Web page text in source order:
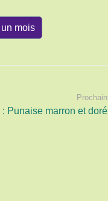
Prochain
Punaise marron et doré